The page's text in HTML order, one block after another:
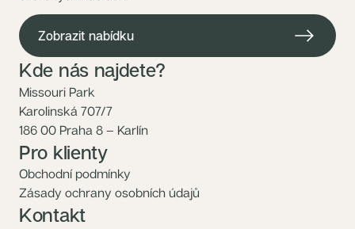
Zobrazit nabídku
Kde nás najdete?
Missouri Park
Karolinská 707/7
186 00 Praha 8 – Karlín
Pro klienty
Obchodní podmínky
Zásady ochrany osobních údajů
Kontakt